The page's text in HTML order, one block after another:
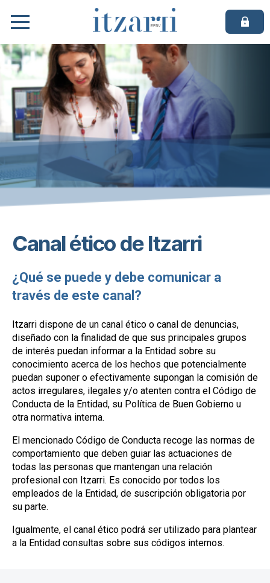
Itzarri
EPSV
de
empleo
Canal ético de Itzarri
¿Qué se puede y debe comunicar a
través de este canal?
Itzarri dispone de un canal ético o canal de denuncias,
diseñado con la finalidad de que sus principales grupos
de interés puedan informar a la Entidad sobre su
conocimiento acerca de los hechos que potencialmente
puedan suponer o efectivamente supongan la comisión de
actos irregulares, ilegales y/o atenten contra el Código de
Conducta de la Entidad, su Política de Buen Gobierno u
otra normativa interna.
El mencionado Código de Conducta recoge las normas de
comportamiento que deben guiar las actuaciones de
todas las personas que mantengan una relación
profesional con Itzarri. Es conocido por todos los
empleados de la Entidad, de suscripción obligatoria por
su parte.
Igualmente, el canal ético podrá ser utilizado para plantear
a la Entidad consultas sobre sus códigos internos.